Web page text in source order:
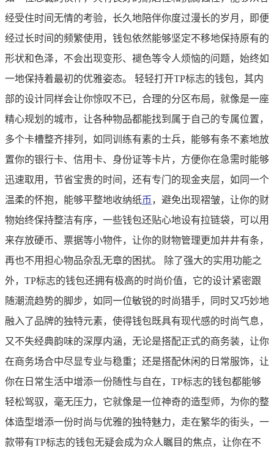
经受住时间无情的考验，长久地陪伴你度过漫长的岁月，即便
经过长时间的频繁使用，钱包依然能够坚定不移地保持原有的
形状和色泽，不会出现变形、褪色等令人烦恼的问题，始终如
一地保持着最初的优雅姿态。 轻轻打开TP标志的钱包，其内
部的设计同样会让你惊叹不已，合理的分区布局，就像是一座
精心规划的城市，让各种物品都能找到属于自己的专属位置，
多个卡槽整齐排列，如同训练有素的士兵，能够有条不紊地放
置你的银行卡、信用卡、身份证等卡片，方便你在急需时能够
迅速取用，节省宝贵的时间，还有专门的现金夹层，如同一个
温柔的怀抱，能够平整地收纳纸币 ，避免出现褶皱，让你的财
物始终保持整洁有序，一些钱包还贴心地设有拉链袋，可以用
来存放硬币、票据等小物件，让你的财物管理更加井井有条，
再也不用担心物品杂乱无章的困扰。 除了强大的实用功能之
外，TP标志的钱包还拥有极高的时尚价值，它的设计紧密跟
随潮流趋势的脚步，如同一位敏锐的时尚猎手，同时又巧妙地
融入了品牌的独特元素，使得钱包既具有现代感的时尚气息，
又不失经典韵味的深厚内涵，无论是搭配正式的商务装，让你
在商务场合中尽显专业与稳重；还是搭配休闲的日常服饰，让
你在日常生活中增添一份随性与自在，TP标志的钱包都能够
轻松驾驭，毫无压力，它就像是一位神奇的造型师，为你的整
体造型增添一份时尚与优雅的独特魅力，走在繁华的街头，一
款带有TP标志的钱包无疑会成为众人瞩目的焦点，让你在不